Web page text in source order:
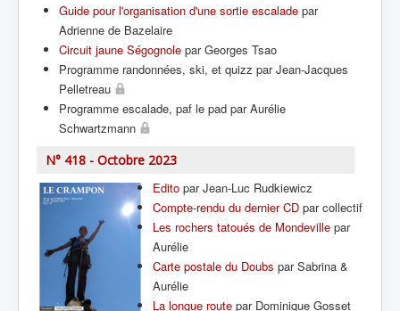
Guide pour l'organisation d'une sortie escalade par
Adrienne de Bazelaire
Circuit jaune Ségognole par Georges Tsao
Programme randonnées, ski, et quizz par Jean-Jacques
Pelletreau
Programme escalade, paf le pad par Aurélie
Schwartzmann
N° 418 - Octobre 2023
Edito par Jean-Luc Rudkiewicz
Compte-rendu du dernier CD par collectif
Les rochers tatoués de Mondeville par
Aurélie
Carte postale du Doubs par Sabrina &
Aurélie
La longue route par Dominique Gosset